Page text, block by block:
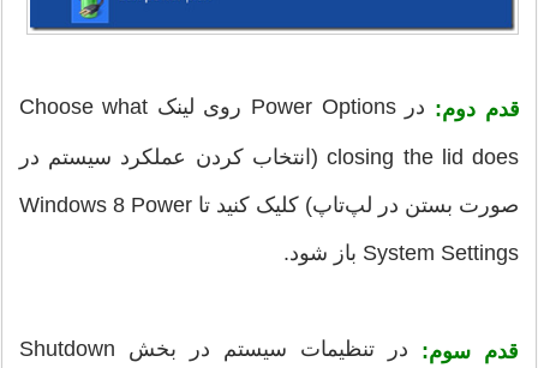
قدم دوم: در Power Options روی لینک Choose what
closing the lid does (انتخاب کردن عملکرد سیستم در
صورت بستن در لپ‌تاپ) کلیک کنید تا Windows 8 Power
System Settings باز شود.
قدم سوم: در تنظیمات سیستم در بخش Shutdown